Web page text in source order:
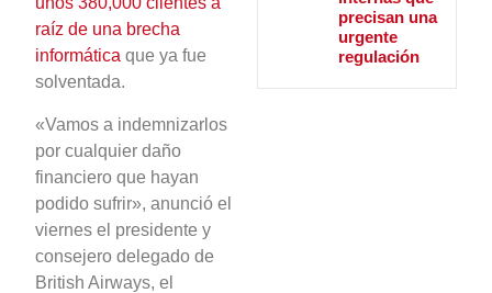
raíz de una brecha
informáticaque ya fue
solventada.
«Vamos a indemnizarlos
por cualquier daño
financiero que hayan
podido sufrir», anunció el
viernes el presidente y
consejero delegado de
British Airways, el
precisan una
urgente
regulación